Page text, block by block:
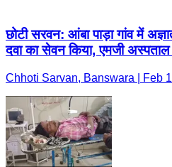
छोटी सरवन: आंबा पाड़ा गांव में
दवा का सेवन किया, एमजी अस्पताल
Chhoti Sarvan, Banswara | Feb